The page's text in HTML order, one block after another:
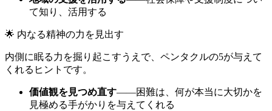
て知り、活用する
🌟 内なる精神の力を見出す
内側に眠る力を掘り起こすうえで、ペンタクルの5が与えて
くれるヒントです。
価値観を見つめ直す——困難は、何が本当に大切かを
見極める手がかりを与えてくれる